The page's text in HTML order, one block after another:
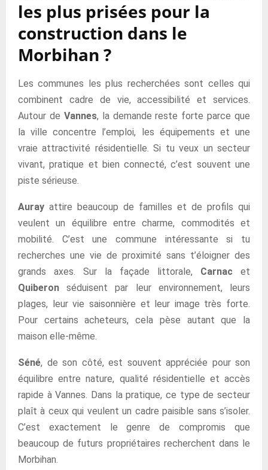
les plus prisées pour la
construction dans le
Morbihan ?
Les communes les plus recherchées sont celles qui
combinent cadre de vie, accessibilité et services.
Autour de Vannes, la demande reste forte parce que
la ville concentre l’emploi, les équipements et une
vraie attractivité résidentielle. Si tu veux un secteur
vivant, pratique et bien connecté, c’est souvent une
piste sérieuse.
Auray attire beaucoup de familles et de profils qui
veulent un équilibre entre charme, commodités et
mobilité. C’est une commune intéressante si tu
recherches une vie de proximité sans t’éloigner des
grands axes. Sur la façade littorale, Carnac et
Quiberon séduisent par leur environnement, leurs
plages, leur vie saisonnière et leur image très forte.
Pour certains acheteurs, cela pèse autant que la
maison elle-même.
Séné, de son côté, est souvent appréciée pour son
équilibre entre nature, qualité résidentielle et accès
rapide à Vannes. Dans la pratique, ce type de secteur
plaît à ceux qui veulent un cadre paisible sans s’isoler.
C’est exactement le genre de compromis que
beaucoup de futurs propriétaires recherchent dans le
Morbihan.